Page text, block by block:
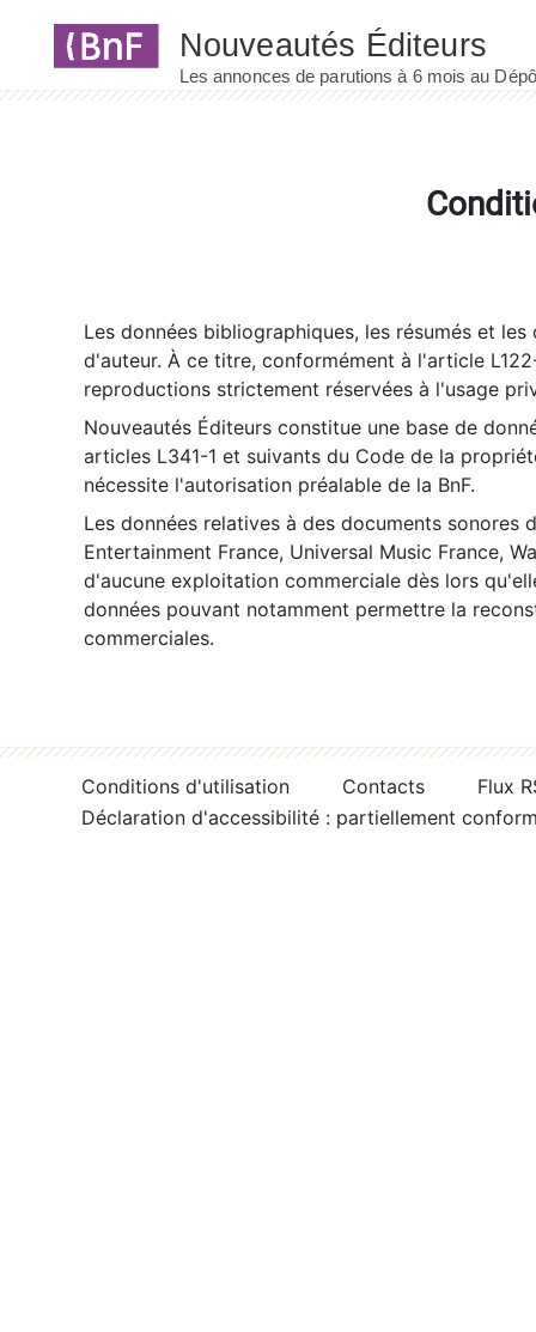
Les données bibliographiques, les résumés et
d'auteur. À ce titre, conformément à l'article
reproductions strictement réservées à l'usage
Nouveautés Éditeurs constitue une base de
articles L341-1 et suivants du Code de la
nécessite l'autorisation préalable de la BnF.
Les données relatives à des documents sonores
Entertainment France, Universal Music France,
d'aucune exploitation commerciale dès lors
données pouvant notamment permettre la
commerciales.
Conditions d'utilisation Contacts
Flux
Déclaration d'accessibilité : partiellement